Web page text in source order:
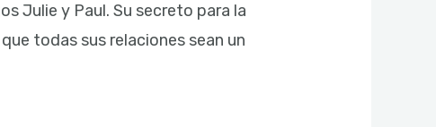
Julie y Paul. Su secreto para la
todas sus relaciones sean un